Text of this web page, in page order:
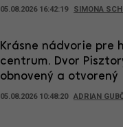
05.08.2026 16:42:19 SIMONA
Krásne nádvorie pre
centrum. Dvor
obnovený a otvorený
05.08.2026 10:48:20 ADRIAN